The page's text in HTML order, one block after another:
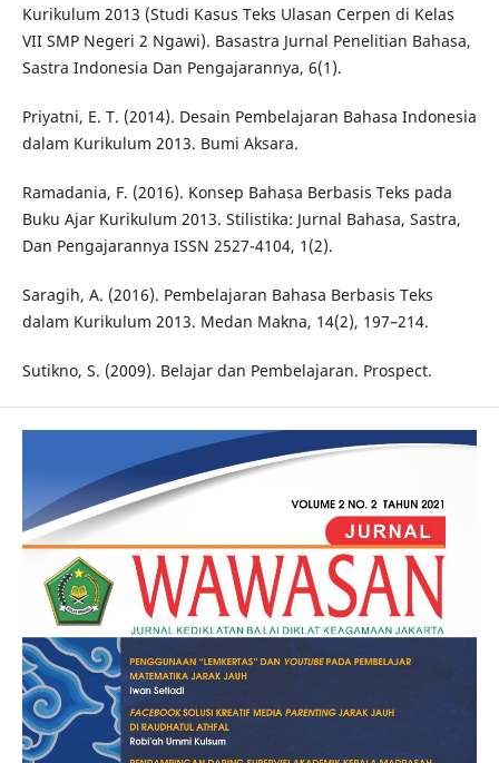
Kurikulum 2013 (Studi Kasus Teks Ulasan Cerpen di Kelas
VII SMP Negeri 2 Ngawi). Basastra Jurnal Penelitian Bahasa,
Sastra Indonesia Dan Pengajarannya, 6(1).
Priyatni, E. T. (2014). Desain Pembelajaran Bahasa Indonesia
dalam Kurikulum 2013. Bumi Aksara.
Ramadania, F. (2016). Konsep Bahasa Berbasis Teks pada
Buku Ajar Kurikulum 2013. Stilistika: Jurnal Bahasa, Sastra,
Dan Pengajarannya ISSN 2527-4104, 1(2).
Saragih, A. (2016). Pembelajaran Bahasa Berbasis Teks
dalam Kurikulum 2013. Medan Makna, 14(2), 197–214.
Sutikno, S. (2009). Belajar dan Pembelajaran. Prospect.